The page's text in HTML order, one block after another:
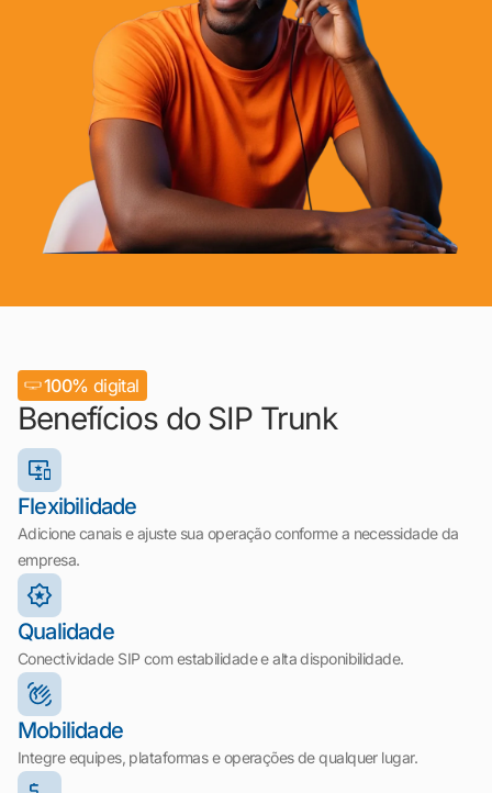
100% digital
Benefícios do SIP Trunk
Flexibilidade
Adicione canais e ajuste sua operação conforme a necessidade da
empresa.
Qualidade
Conectividade SIP com estabilidade e alta disponibilidade.
Mobilidade
Integre equipes, plataformas e operações de qualquer lugar.